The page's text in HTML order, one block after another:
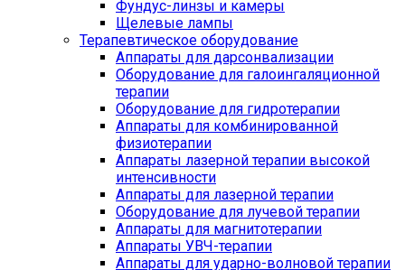
Фундус-линзы и камеры
Щелевые лампы
Терапевтическое оборудование
Аппараты для дарсонвализации
Оборудование для галоингаляционной
терапии
Оборудование для гидротерапии
Аппараты для комбинированной
физиотерапии
Аппараты лазерной терапии высокой
интенсивности
Аппараты для лазерной терапии
Оборудование для лучевой терапии
Аппараты для магнитотерапии
Аппараты УВЧ-терапии
Аппараты для ударно-волновой терапии